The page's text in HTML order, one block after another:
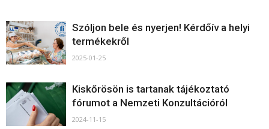
Szóljon bele és nyerjen! Kérdőív a helyi
termékekről
2025-01-25
Kiskőrösön is tartanak tájékoztató
fórumot a Nemzeti Konzultációról
2024-11-15